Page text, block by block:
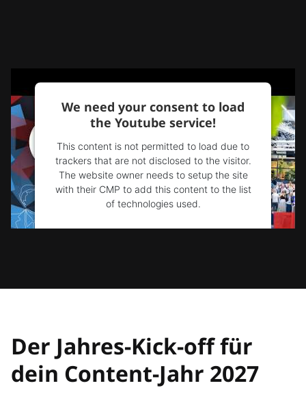
We need your consent to load
the Youtube service!
This content is not permitted to load due to
trackers that are not disclosed to the visitor.
The website owner needs to setup the site
with their CMP to add this content to the list
of technologies used.
Powered byUsercentrics Consent
Der Jahres-Kick-off für
dein Content-Jahr 2027